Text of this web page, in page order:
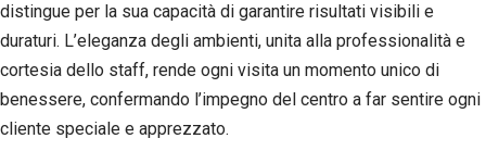
distingue per la sua capacità di garantire risultati visibili e
duraturi. L’eleganza degli ambienti, unita alla professionalità e
cortesia dello staff, rende ogni visita un momento unico di
benessere, confermando l’impegno del centro a far sentire ogni
cliente speciale e apprezzato.